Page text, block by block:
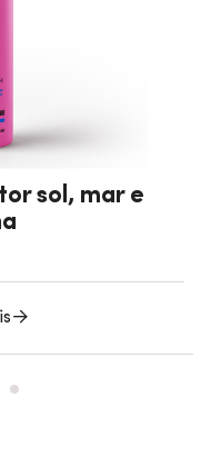
sol, mar e